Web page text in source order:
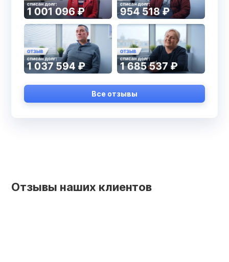
Все отзывы
Отзывы наших клиентов